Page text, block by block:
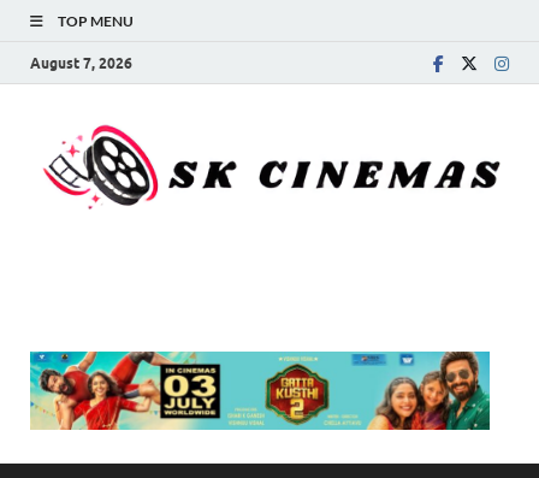
TOP MENU
August 7, 2026